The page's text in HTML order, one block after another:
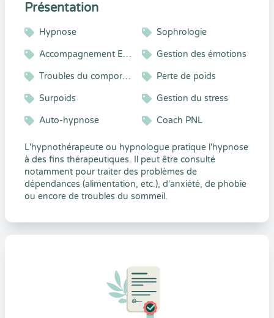
Présentation
Hypnose Sophrologie
Accompagnement Enfant et Adolescent Gestion des émotions
Troubles du comportement Perte de poids
Surpoids Gestion du stress
Auto-hypnose Coach PNL
L'hypnothérapeute ou hypnologue pratique l'hypnose
à des fins thérapeutiques. Il peut être consulté
notamment pour traiter des problèmes de
dépendances (alimentation, etc.), d'anxiété, de phobie
ou encore de troubles du sommeil.